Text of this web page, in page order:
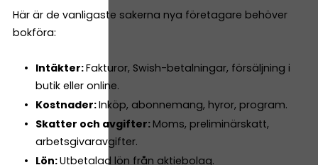
Här är de vanligaste sakerna nya företagare behöver
bokföra:
Intäkter:Fakturor, Swish-betalningar, försäljning i
butik eller online.
Kostnader:Inköp, abonnemang, hyror, program.
Skatter och avgifter: Moms, preliminärskatt,
arbetsgivaravgifter.
Lön:Utbetalad lön från aktiebolag.